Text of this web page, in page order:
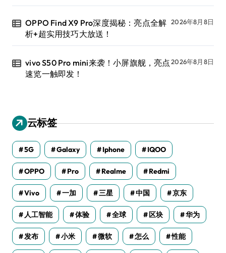
OPPO Find X9 Pro深度揭秘：亮点全解
析+超实用技巧大放送！
2026年8月8日
vivo S50 Pro mini来袭！小屏旗舰，亮点
速览一触即发！
2026年8月8日
云标签
5G Galaxy Iphone IQOO
OPPO Pro Realme Redmi
Vivo 一加 三星 中国 京东
人工智能 体验 全球 区块 华为
发布 小米 微软 怎么 性能